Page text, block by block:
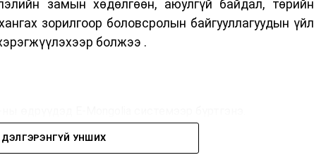
замын хөдөлгөөн, аюулгүй байдал, төрийн
зорилгоор боловсролын байгууллагуудын үйл
болжээ .
ДЭЛГЭРЭНГҮЙ УНШИХ